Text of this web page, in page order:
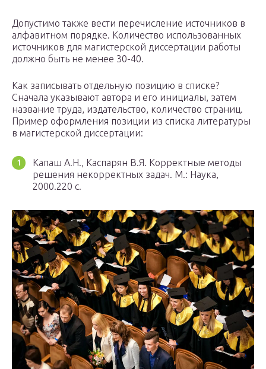
Допустимо также вести перечисление источников в
алфавитном порядке. Количество использованных
источников для магистерской диссертации работы
должно быть не менее 30-40.
Как записывать отдельную позицию в списке?
Сначала указывают автора и его инициалы, затем
название труда, издательство, количество страниц.
Пример оформления позиции из списка литературы
в магистерской диссертации:
Капаш А.Н., Каспарян В.Я. Корректные методы
решения некорректных задач. М.: Наука,
2000.220 с.